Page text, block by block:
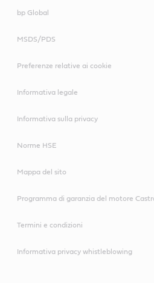
bp Global
MSDS/PDS
Preferenze relative ai cookie
Informativa legale
Informativa sulla privacy
Norme HSE
Mappa del sito
Programma di garanzia del motore
Termini e condizioni
Informativa privacy whistleblowing